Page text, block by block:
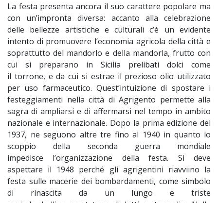
La festa presenta ancora il suo carattere popolare ma
con un’impronta diversa: accanto alla celebrazione
delle bellezze artistiche e culturali c’è un evidente
intento di promuovere l’economia agricola della città e
soprattutto del mandorlo e della mandorla, frutto con
cui si preparano in Sicilia prelibati dolci come
il torrone, e da cui si estrae il prezioso olio utilizzato
per uso farmaceutico. Quest’intuizione di spostare i
festeggiamenti nella città di Agrigento permette alla
sagra di ampliarsi e di affermarsi nel tempo in ambito
nazionale e internazionale. Dopo la prima edizione del
1937, ne seguono altre tre fino al 1940 in quanto lo
scoppio della seconda guerra mondiale
impedisce l’organizzazione della festa. Si deve
aspettare il 1948 perché gli agrigentini riavviino la
festa sulle macerie dei bombardamenti, come simbolo
di rinascita da un lungo e triste